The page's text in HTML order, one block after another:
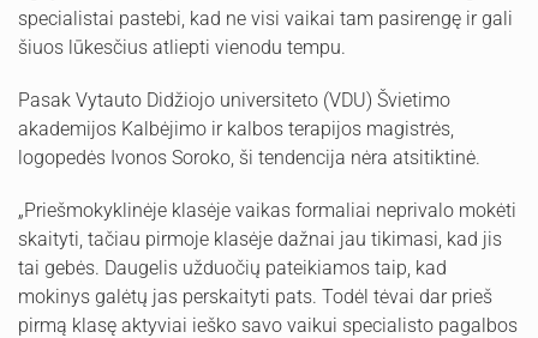
specialistai pastebi, kad ne visi vaikai tam pasirengę ir gali
šiuos lūkesčius atliepti vienodu tempu.
Pasak Vytauto Didžiojo universiteto (VDU) Švietimo
akademijos Kalbėjimo ir kalbos terapijos magistrės,
logopedės Ivonos Soroko, ši tendencija nėra atsitiktinė.
„Priešmokyklinėje klasėje vaikas formaliai neprivalo mokėti
skaityti, tačiau pirmoje klasėje dažnai jau tikimasi, kad jis
tai gebės. Daugelis užduočių pateikiamos taip, kad
mokinys galėtų jas perskaityti pats. Todėl tėvai dar prieš
pirmą klasę aktyviai ieško savo vaikui specialisto pagalbos